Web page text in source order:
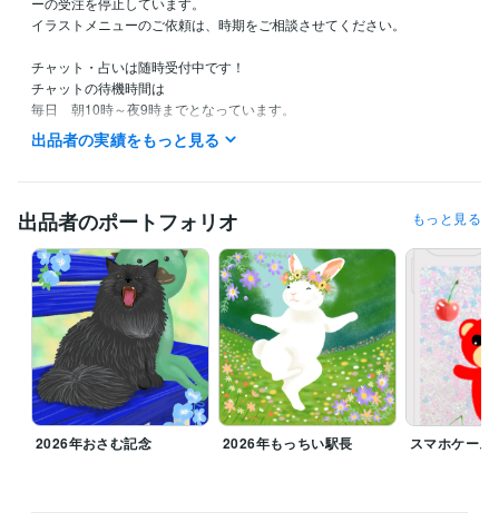
イラストメニューのご依頼は、時期をご相談させてください。
チャット・占いは随時受付中です！
チャットの待機時間は
毎日　朝10時～夜9時までとなっています。
（夜9時には寝てしまうので申し訳ないです。。。）
イラストレーター・漫画家 / イラストレーター 経験年数 : 17年
職歴
地方公務員 1996年3月 ~ 2007年2月
麻生田カフェ 2007年3月 ~ 2009年3月
資格・検定
調理師 取得年 : 2018年
タロットリーディングマスター 取得年 : 2022年
秘書技能検定2級 取得年 : 2003年
ビジネス・クリエイティブツール
Adobe Photoshop:6年 ibisPaint:6年
出品者の実績をもっと見る
出品者のポートフォリオ もっと見る
2026年おさむ記念 2026年もっちい駅長 スマホケース